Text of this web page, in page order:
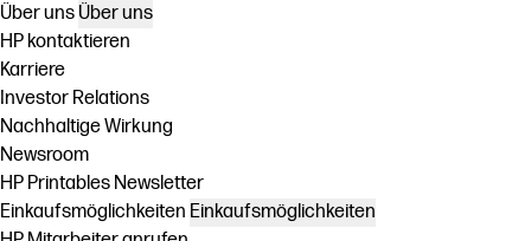
Über uns Über uns
HP kontaktieren
Karriere
Investor Relations
Nachhaltige Wirkung
Newsroom
HP Printables Newsletter
Einkaufsmöglichkeiten Einkaufsmöglichkeiten